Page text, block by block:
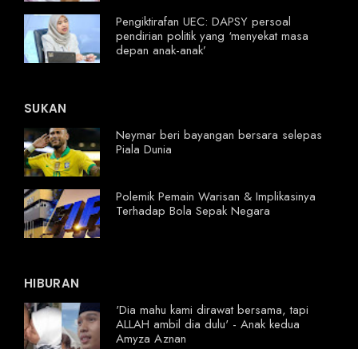
Pengiktirafan UEC: DAPSY persoal
pendirian politik yang ‘menyekat masa
depan anak-anak’
SUKAN
Neymar beri bayangan bersara selepas
Piala Dunia
Polemik Pemain Warisan & Implikasinya
Terhadap Bola Sepak Negara
HIBURAN
'Dia mahu kami dirawat bersama, tapi
ALLAH ambil dia dulu' - Anak kedua
Amyza Aznan